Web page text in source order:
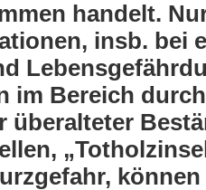
handelt.
insb. bei
im Bereich
überalteter